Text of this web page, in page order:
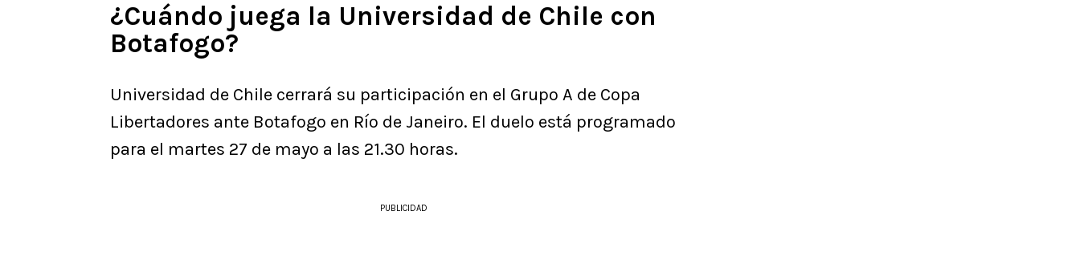
¿Cuándo juega la Universidad de Chile con
Botafogo?
Universidad de Chile cerrará su participación en el Grupo A de Copa
Libertadores ante Botafogo en Río de Janeiro. El duelo está programado
para el martes 27 de mayo a las 21.30 horas.
PUBLICIDAD